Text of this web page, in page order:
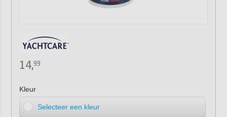
14,99
Kleur
Selecteer een kleur